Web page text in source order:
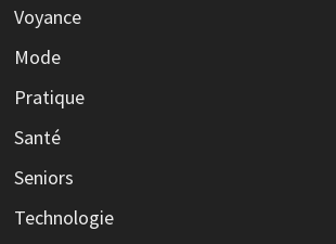
Voyance
Mode
Pratique
Santé
Seniors
Technologie